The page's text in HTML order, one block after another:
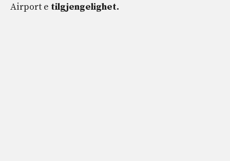
Airport e tilgjengelighet.